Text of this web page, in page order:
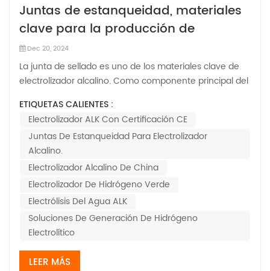
Juntas de estanqueidad, materiales
clave para la producción de
hidrógeno alcalino
Dec 20, 2024
La junta de sellado es uno de los materiales clave de
electrolizador alcalino. Como componente principal del
determina en gran medida la calidad del rendimiento
de sellado y aislamiento de la cámara del electrolizador
y afecta directamente la seg...
ETIQUETAS CALIENTES :
Electrolizador ALK Con Certificación CE
Juntas De Estanqueidad Para Electrolizador
Alcalino.
Electrolizador Alcalino De China
Electrolizador De Hidrógeno Verde
Electrólisis Del Agua ALK
Soluciones De Generación De Hidrógeno
Electrolítico
LEER MÁS